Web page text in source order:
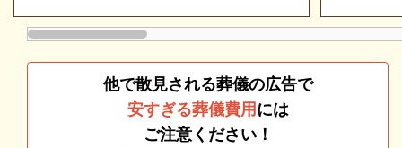
いう方に適しています。
キクヤ八王子中央ホールの一般葬は、以下の方におす
宗教儀礼・社会的な儀礼を大切にしたい
他で散見される葬儀の広告で
安すぎる葬儀費用 には
ご注意ください！